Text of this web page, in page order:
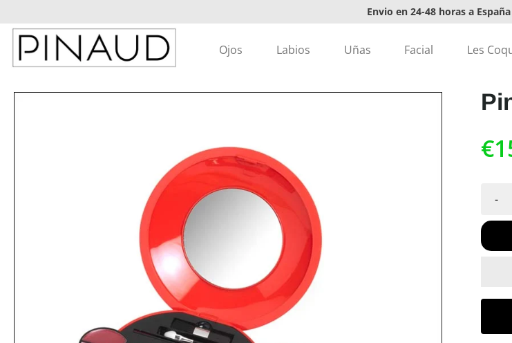
Envio en 24-48 horas a
Ojos Labios Uñas Facial Les
-